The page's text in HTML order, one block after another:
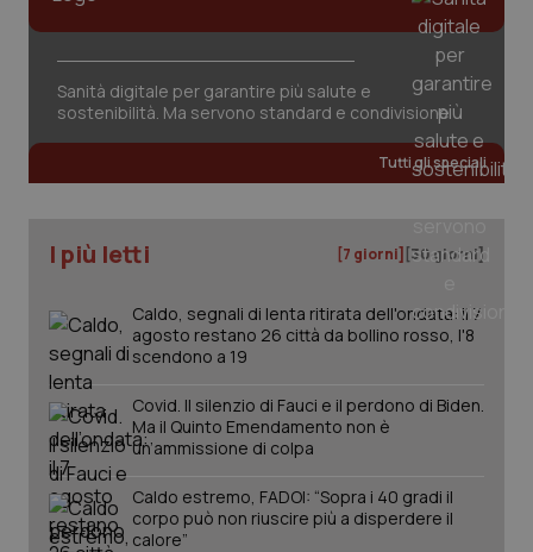
Sanità digitale per garantire più salute e
sostenibilità. Ma servono standard e condivisione
Tutti gli speciali
I più letti [7 giorni] [30 giorni]
Caldo, segnali di lenta ritirata dell'ondata: il 7
agosto restano 26 città da bollino rosso, l'8
scendono a 19
Covid. Il silenzio di Fauci e il perdono di Biden.
Ma il Quinto Emendamento non è
un’ammissione di colpa
Caldo estremo, FADOI: “Sopra i 40 gradi il
corpo può non riuscire più a disperdere il
calore”